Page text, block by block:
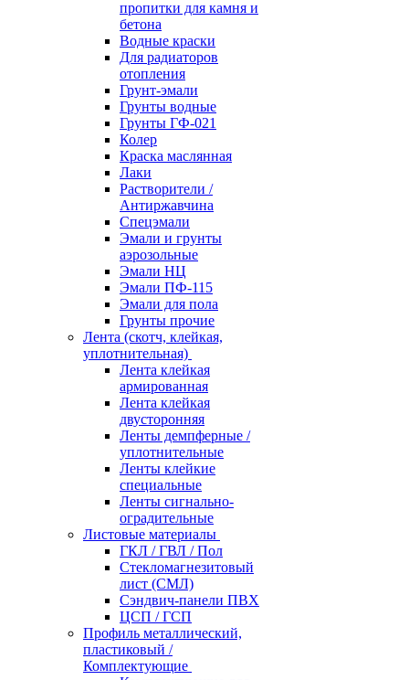
пропитки для камня и
бетона
Водные краски
Для радиаторов
отопления
Грунт-эмали
Грунты водные
Грунты ГФ-021
Колер
Краска маслянная
Лаки
Растворители /
Антиржавчина
Спецэмали
Эмали и грунты
аэрозольные
Эмали НЦ
Эмали ПФ-115
Эмали для пола
Грунты прочие
Лента (скотч, клейкая,
уплотнительная)
Лента клейкая
армированная
Лента клейкая
двусторонняя
Ленты демпферные /
уплотнительные
Ленты клейкие
специальные
Ленты сигнально-
оградительные
Листовые материалы
ГКЛ / ГВЛ / Пол
Стекломагнезитовый
лист (СМЛ)
Сэндвич-панели ПВХ
ЦСП / ГСП
Профиль металлический,
пластиковый /
Комплектующие